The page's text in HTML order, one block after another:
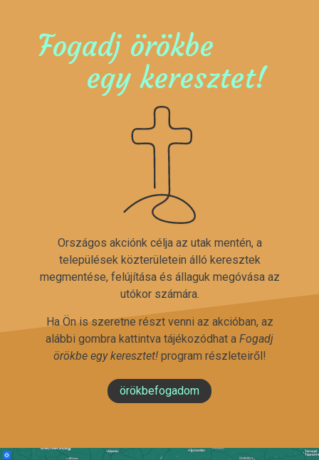
Fogadj örökbe
egy keresztet!
Országos akciónk célja az utak mentén, a
települések közterületein álló keresztek
megmentése, felújítása és állaguk megóvása az
utókor számára.
Ha Ön is szeretne részt venni az akcióban, az
alábbi gombra kattintva tájékozódhat a Fogadj
örökbe egy keresztet!program részleteiről!
örökbefogadom